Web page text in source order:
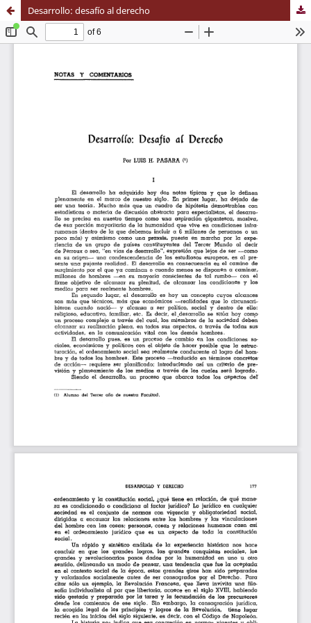
Desarrollo: desafío al derecho